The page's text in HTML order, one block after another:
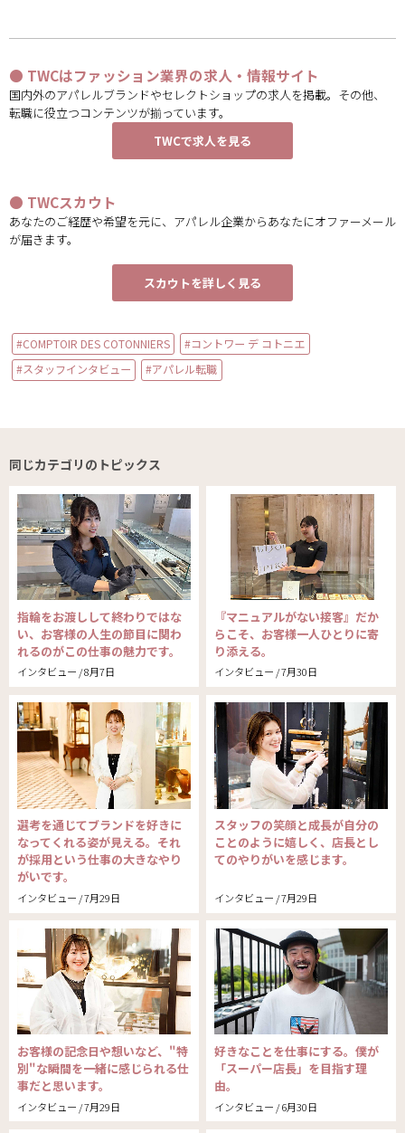
● TWCはファッション業界の求人・情報サイト
国内外のアパレルブランドやセレクトショップの求人を掲載。その他、
転職に役立つコンテンツが揃っています。
TWCで求人を見る
● TWCスカウト
あなたのご経歴や希望を元に、アパレル企業からあなたにオファーメール
が届きます。
スカウトを詳しく見る
#COMPTOIR DES COTONNIERS
#コントワー デ コトニエ
#スタッフインタビュー
#アパレル転職
同じカテゴリのトピックス
インタビュー / 8月7日
指輪をお渡しして終わりではな
い、お客様の人生の節目に関わ
れるのがこの仕事の魅力です。
インタビュー / 7月30日
『マニュアルがない接客』だか
らこそ、お客様一人ひとりに寄
り添える。
インタビュー / 7月29日
選考を通じてブランドを好きに
なってくれる姿が見える。それ
が採用という仕事の大きなやり
がいです。
インタビュー / 7月29日
スタッフの笑顔と成長が自分の
ことのように嬉しく、店長とし
てのやりがいを感じます。
インタビュー / 7月29日
お客様の記念日や想いなど、"特
別"な瞬間を一緒に感じられる仕
事だと思います。
インタビュー / 6月30日
好きなことを仕事にする。僕が
「スーパー店長」を目指す理
由。